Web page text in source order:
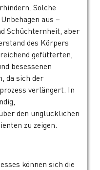
Solche
aus –
Schüchternheit, aber
des Körpers
gefütterten,
besessenen
da sich der
verlängert. In
den unglücklichen
zu zeigen.
können sich die